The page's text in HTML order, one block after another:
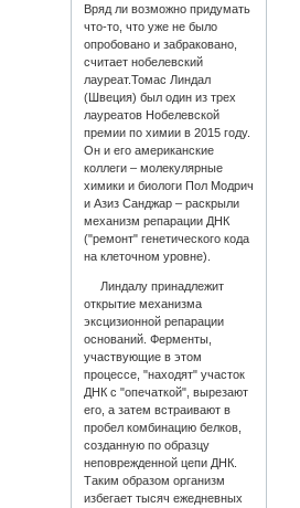
Вряд ли возможно придумать
что-то, что уже не было
опробовано и забраковано,
считает нобелевский
лауреат.Томас Линдал
(Швеция) был один из трех
лауреатов Нобелевской
премии по химии в 2015 году.
Он и его американские
коллеги – молекулярные
химики и биологи Пол Модрич
и Азиз Санджар – раскрыли
механизм репарации ДНК
("ремонт" генетического кода
на клеточном уровне).
Линдалу принадлежит
открытие механизма
эксцизионной репарации
оснований. Ферменты,
участвующие в этом
процессе, "находят" участок
ДНК с "опечаткой", вырезают
его, а затем встраивают в
пробел комбинацию белков,
созданную по образцу
неповрежденной цепи ДНК.
Таким образом организм
избегает тысяч ежедневных